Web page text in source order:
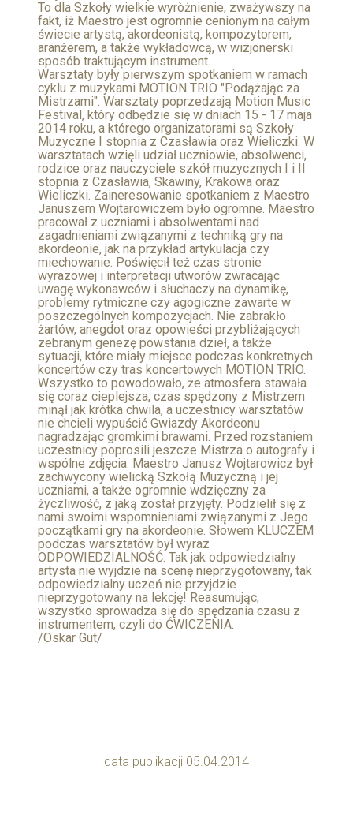
To dla Szkoły wielkie wyròżnienie, zważywszy na
fakt, iż Maestro jest ogromnie cenionym na całym
świecie artystą, akordeonistą, kompozytorem,
aranżerem, a także wykładowcą, w wizjonerski
sposób traktującym instrument.
Warsztaty były pierwszym spotkaniem w ramach
cyklu z muzykami MOTION TRIO "Podążając za
Mistrzami". Warsztaty poprzedzają Motion Music
Festival, ktòry odbędzie się w dniach 15 - 17 maja
2014 roku, a którego organizatorami są Szkoły
Muzyczne I stopnia z Czasławia oraz Wieliczki. W
warsztatach wzięli udział uczniowie, absolwenci,
rodzice oraz nauczyciele szkół muzycznych I i II
stopnia z Czasławia, Skawiny, Krakowa oraz
Wieliczki. Zaineresowanie spotkaniem z Maestro
Januszem Wojtarowiczem było ogromne. Maestro
pracował z uczniami i absolwentami nad
zagadnieniami związanymi z techniką gry na
akordeonie, jak na przykład artykulacja czy
miechowanie. Poświęcił też czas stronie
wyrazowej i interpretacji utworów zwracając
uwagę wykonawców i słuchaczy na dynamikę,
problemy rytmiczne czy agogiczne zawarte w
poszczególnych kompozycjach. Nie zabrakło
żartów, anegdot oraz opowieści przybliżających
zebranym genezę powstania dzieł, a także
sytuacji, które miały miejsce podczas konkretnych
koncertów czy tras koncertowych MOTION TRIO.
Wszystko to powodowało, że atmosfera stawała
się coraz cieplejsza, czas spędzony z Mistrzem
minął jak krótka chwila, a uczestnicy warsztatów
nie chcieli wypuścić Gwiazdy Akordeonu
nagradzając gromkimi brawami. Przed rozstaniem
uczestnicy poprosili jeszcze Mistrza o autografy i
wspólne zdjęcia. Maestro Janusz Wojtarowicz był
zachwycony wielicką Szkołą Muzyczną i jej
uczniami, a także ogromnie wdzięczny za
życzliwość, z jaką został przyjęty. Podzielił się z
nami swoimi wspomnieniami związanymi z Jego
początkami gry na akordeonie. Słowem KLUCZEM
podczas warsztatów był wyraz
ODPOWIEDZIALNOŚĆ. Tak jak odpowiedzialny
artysta nie wyjdzie na scenę nieprzygotowany, tak
odpowiedzialny uczeń nie przyjdzie
nieprzygotowany na lekcję! Reasumując,
wszystko sprowadza się do spędzania czasu z
instrumentem, czyli do ĆWICZENIA.
/Oskar Gut/
data publikacji 05.04.2014